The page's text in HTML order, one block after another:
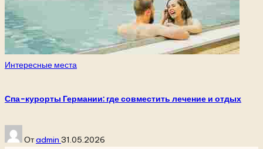
Опубликовано
Интересные места
Спа-курорты Германии: где совместить лечение и отдых
Запись
от
Отadmin 31.05.2026